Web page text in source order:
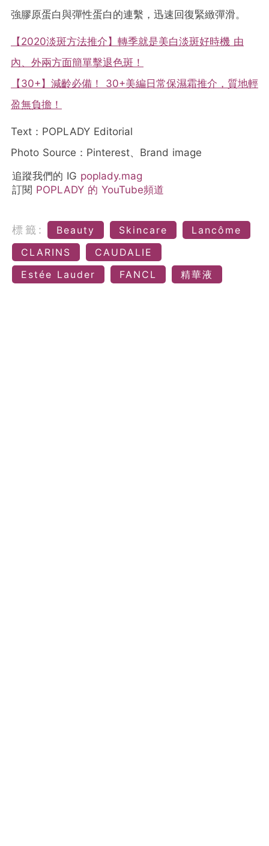
強膠原蛋白與彈性蛋白的連繫，迅速回復緊緻彈滑。
【2020淡斑方法推介】轉季就是美白淡斑好時機 由
內、外兩方面簡單擊退色斑！
【30+】減齡必備！ 30+美編日常保濕霜推介，質地輕
盈無負擔！
Text：POPLADY Editorial
Photo Source：Pinterest、Brand image
追蹤我們的 IG poplady.mag
訂閱 POPLADY 的 YouTube頻道
標籤: Beauty Skincare
Lancôme
CLARINS
CAUDALIE
Estée Lauder
FANCL 精華液